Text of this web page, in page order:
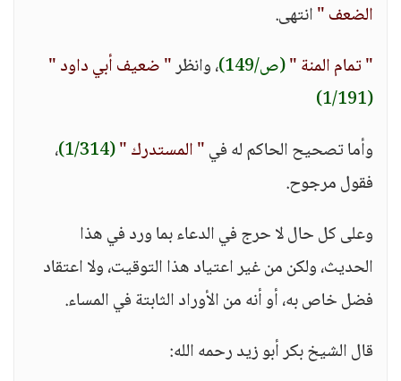
الضعف "انتهى.
" تمام المنة "(ص/149) ، وانظر" ضعيف أبي داود "
(1/191)
وأما تصحيح الحاكم له في" المستدرك "(1/314)
،
فقول مرجوح.
وعلى كل حال لا حرج في الدعاء بما ورد في هذا
الحديث، ولكن من غير اعتياد هذا التوقيت، ولا اعتقاد
فضل خاص به، أو أنه من الأوراد الثابتة في المساء.
قال الشيخ بكر أبو زيد رحمه الله: